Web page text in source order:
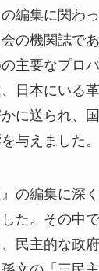
編集に関わ
の機関誌で
主要なプロ
日本にいる
に送られ、
与えました。
の編集に深
た。その中
民主的な政